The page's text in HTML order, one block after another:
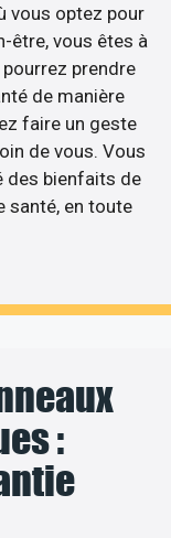
vous optez pour
être, vous êtes à
prendre
de manière
faire un geste
de vous. Vous
des bienfaits de
santé, en toute
: